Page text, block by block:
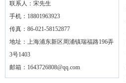
联系人：宋先生
手机：18801963923
传真：86-021-58152877
地址：上海浦东新区周浦镇瑞福路196弄
3号1403
邮箱： 1643726808@qq.com